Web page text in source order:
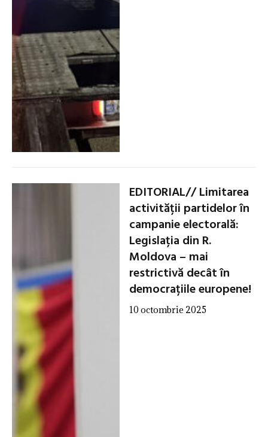
EDITORIAL// Limitarea
activității partidelor în
campanie electorală:
Legislația din R.
Moldova – mai
restrictivă decât în
democrațiile europene!
10 octombrie 2025